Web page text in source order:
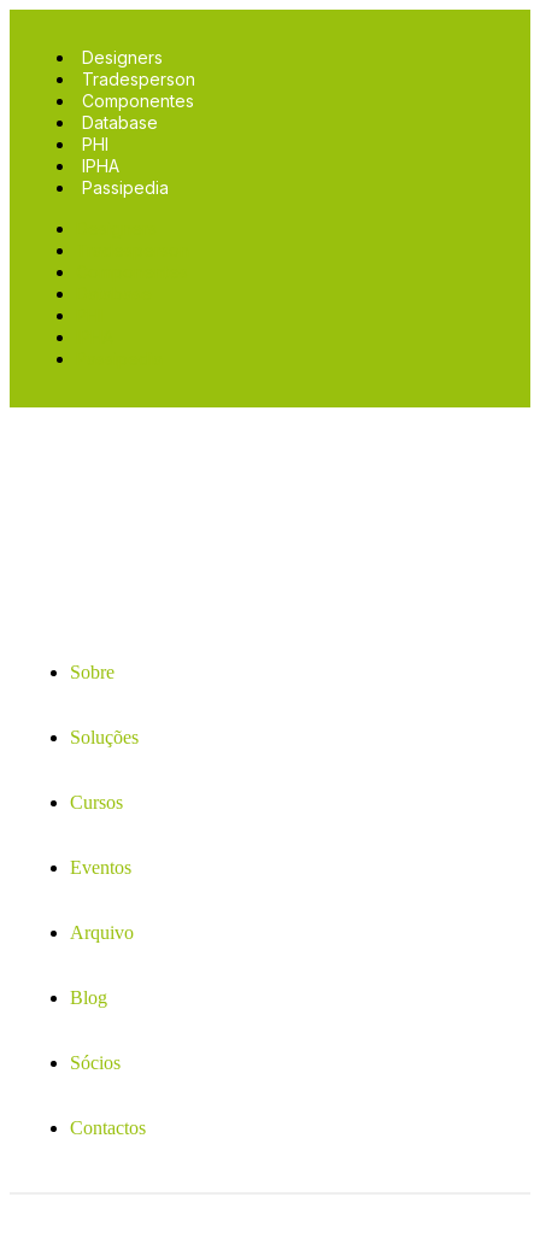
Designers
Tradesperson
Componentes
Database
PHI
IPHA
Passipedia
Sobre
Soluções
Cursos
Eventos
Arquivo
Blog
Sócios
Contactos